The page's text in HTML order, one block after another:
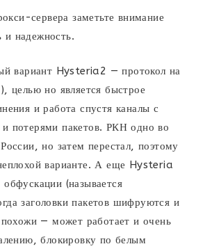
сервера заметьте внимание
и надежность.
вариант Hysteria2 — протокол на
целью но является быстрое
и работа спустя каналы с
потерями пакетов. РКН одно во
но затем перестал, поэтому
варианте. А еще Hysteria
(называется
заголовки пакетов шифруются и
— может работает и очень
блокировку по белым